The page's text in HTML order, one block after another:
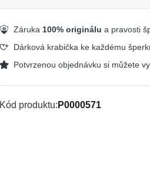
Záruka 100% originálu a pravosti
Dárková krabička ke každému
Potvrzenou objednávku si můžete
Kód produktu P0000571